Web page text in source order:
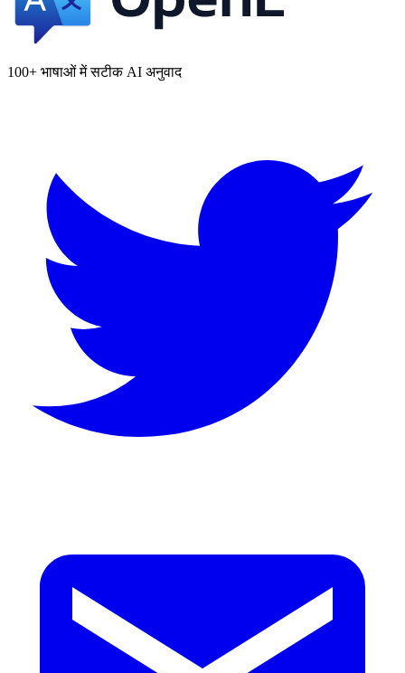
100+ भाषाओं में सटीक AI अनुवाद